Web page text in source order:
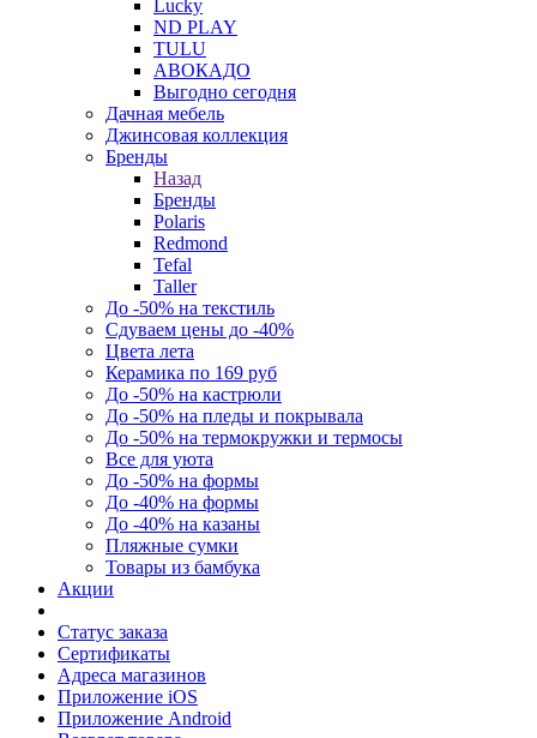
Lucky
ND PLAY
TULU
АВОКАДО
Выгодно сегодня
Дачная мебель
Джинсовая коллекция
Бренды
Назад
Бренды
Polaris
Redmond
Tefal
Taller
До -50% на текстиль
Сдуваем цены до -40%
Цвета лета
Керамика по 169 руб
До -50% на кастрюли
До -50% на пледы и покрывала
До -50% на термокружки и термосы
Все для уюта
До -50% на формы
До -40% на формы
До -40% на казаны
Пляжные сумки
Товары из бамбука
Акции
Статус заказа
Сертификаты
Адреса магазинов
Приложение iOS
Приложение Android